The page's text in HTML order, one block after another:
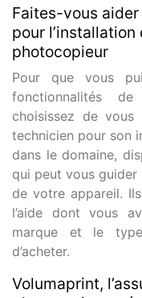
Faites-vous
pour
photocopieur
Pour que vous
fonctionnalités
choisissez de
technicien pour son
dans le domaine,
qui peut vous guider
de votre appareil.
l’aide dont vous
marque et le
d’acheter.
Volumaprint,